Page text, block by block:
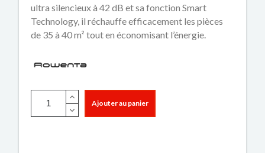
ultra silencieux à 42 dB et sa fonction Smart
Technology, il réchauffe efficacement les pièces
de 35 à 40 m² tout en économisant l’énergie.
Ajouter au panier